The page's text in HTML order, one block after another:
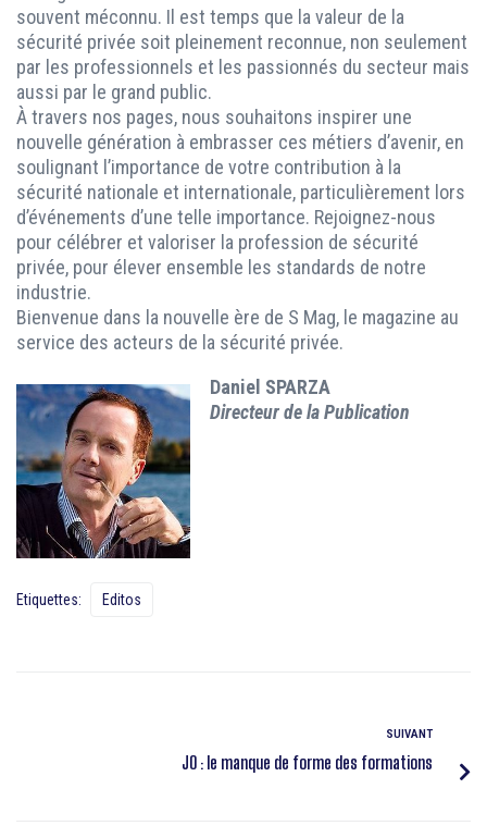
souvent méconnu. Il est temps que la valeur de la
sécurité privée soit pleinement reconnue, non seulement
par les professionnels et les passionnés du secteur mais
aussi par le grand public.
À travers nos pages, nous souhaitons inspirer une
nouvelle génération à embrasser ces métiers d’avenir, en
soulignant l’importance de votre contribution à la
sécurité nationale et internationale, particulièrement lors
d’événements d’une telle importance. Rejoignez-nous
pour célébrer et valoriser la profession de sécurité
privée, pour élever ensemble les standards de notre
industrie.
Bienvenue dans la nouvelle ère de S Mag, le magazine au
service des acteurs de la sécurité privée.
Daniel SPARZA
Directeur de la Publication
Etiquettes: Editos
SUIVANT
JO : le manque de forme des formations